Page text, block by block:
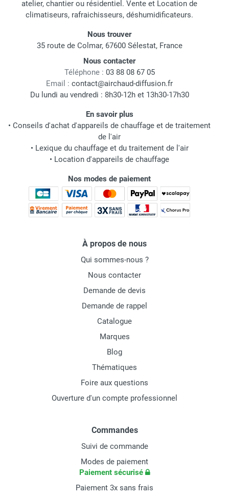
atelier, chantier ou résidentiel. Vente et Location de
climatiseurs, rafraichisseurs, déshumidificateurs.
Nous trouver
35 route de Colmar, 67600 Sélestat, France
Nous contacter
Téléphone : 03 88 08 67 05
Email : contact@airchaud-diffusion.fr
Du lundi au vendredi : 8h30-12h et 13h30-17h30
En savoir plus
• Conseils d'achat d'appareils de chauffage et de traitement
de l'air
• Lexique du chauffage et du traitement de l'air
• Location d'appareils de chauffage
Nos modes de paiement
À propos de nous
Qui sommes-nous ?
Nous contacter
Demande de devis
Demande de rappel
Catalogue
Marques
Blog
Thématiques
Foire aux questions
Ouverture d'un compte professionnel
Commandes
Suivi de commande
Modes de paiement
Paiement sécurisé
Paiement 3x sans frais